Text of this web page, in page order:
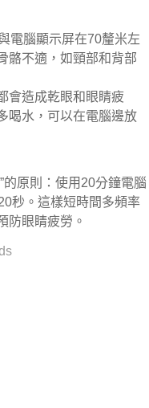
電腦顯示屏在70釐米左
骼不適，如頸部和背部
會造成乾眼和眼睛疲
喝水，可以在電腦邊放
的原則：使用20分鐘電腦
秒。這樣短時間多頻率
防眼睛疲勞。